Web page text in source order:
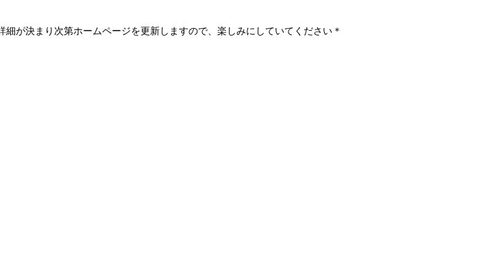
が決まり次第ホームページを更新しますので、楽しみにしていてください＊